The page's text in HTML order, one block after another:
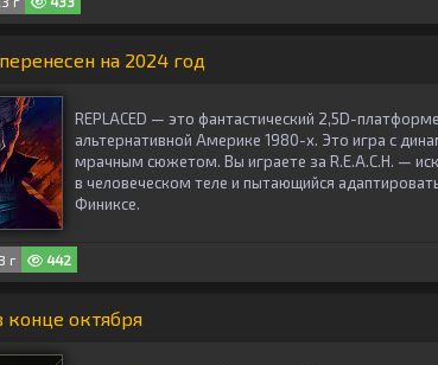
на 2024 год
REPLACED — это фантастический 2,5D-
альтернативной Америке 1980-х. Это игра с
мрачным сюжетом. Вы играете за R.E.A.C.H. —
в человеческом теле и пытающийся
Финиксе.
г 442
конце октября